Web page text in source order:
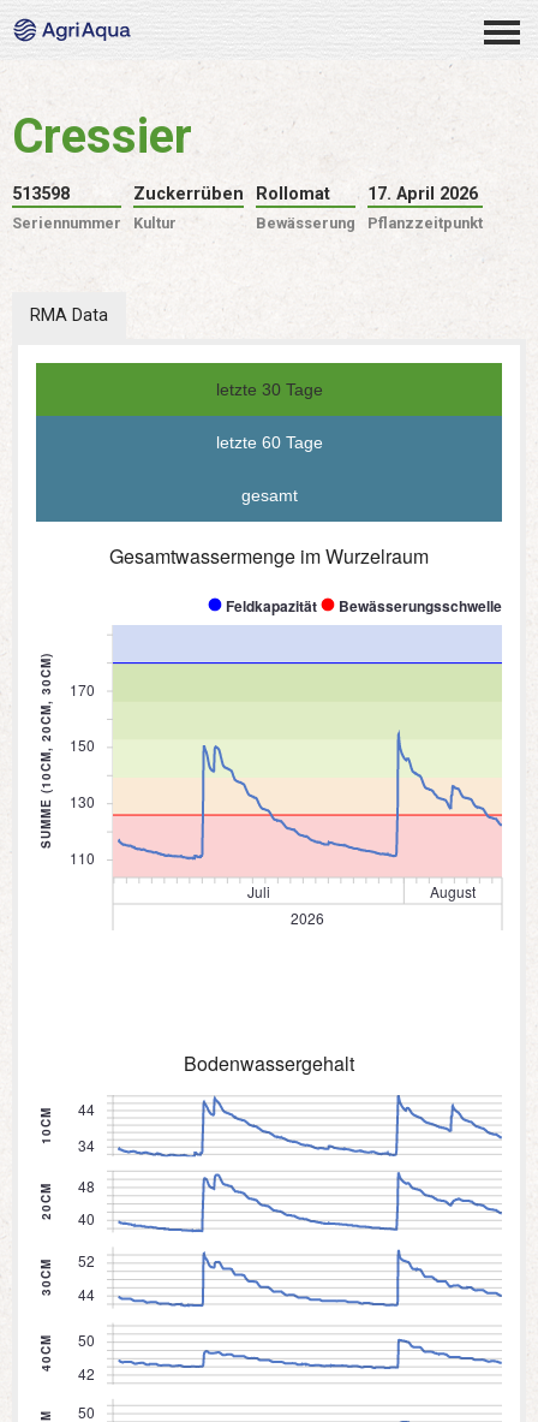
Cressier
513598
Seriennummer
Zuckerrüben
Kultur
Rollomat
Bewässerung
17. April 2026
Pflanzzeitpunkt
RMA Data
letzte 30 Tage
letzte 60 Tage
gesamt